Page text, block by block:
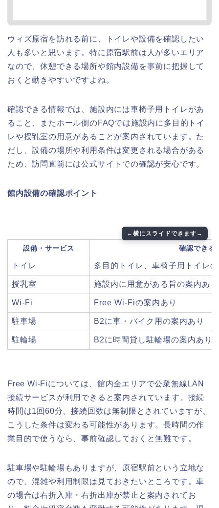
ウィズ原宿を訪れる前に、トイレや設備を確認したい
人も多いと思います。特に原宿駅前は人が多いエリア
なので、休憩できる場所や館内設備を事前に把握して
おくと動きやすいですよね。
確認できる情報では、施設内には車椅子用トイレがあ
ること、またホール側のFAQでは施設内に多目的トイ
レや授乳室の用意があることが案内されています。た
だし、設備の場所や利用条件は変更される場合がある
ため、訪問直前には公式サイトでの確認が安心です。
館内設備の確認ポイント
設備・サービス 確認できる
トイレ 多目的トイレ、車椅子用トイレ
授乳室 施設内に用意がある旨の案内あり
Wi-Fi Free Wi-Fiの案内あり
駐車場 B2に車・バイク用の案内あり
駐輪場 B2に時間貸し駐輪場の案内あり
Free Wi-Fiについては、館内全エリアで公衆無線LAN
接続サービスが利用できると案内されています。接続
時間は1回60分、接続回数は無制限とされていますが、
こうした条件は変わる可能性があります。長時間の作
業目的で使うなら、事前確認しておくと無難です。
駐車場や駐輪場もありますが、原宿駅前という立地な
ので、混雑や利用制限は見ておきたいところです。車
の場合は右折入庫・右折出庫が禁止と案内されてお